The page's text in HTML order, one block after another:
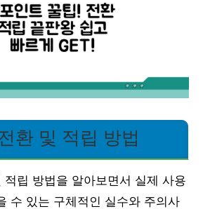
환 및 적립 방법
적립 방법을 알아보면서 실제 사용
수 있는 구체적인 실수와 주의사